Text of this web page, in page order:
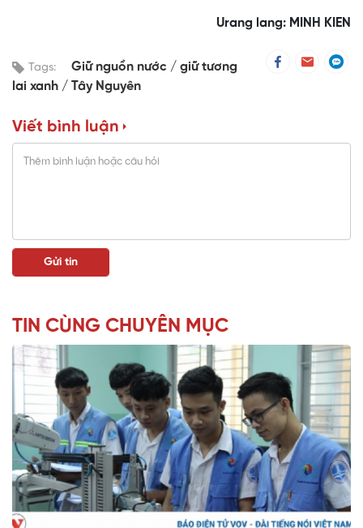
Urang lang: MINH KIEN
Tags: Giữ nguồn nước
giữ tương
lai xanh
Tây Nguyên
Viết bình luận
TIN CÙNG CHUYÊN MỤC